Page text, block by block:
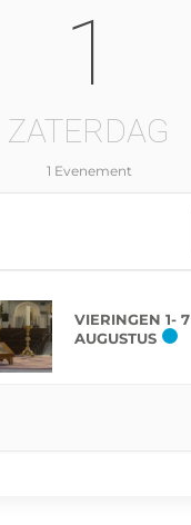
1
ZATERDAG
1 Evenement
VIERINGEN 1- 7
AUGUSTUS